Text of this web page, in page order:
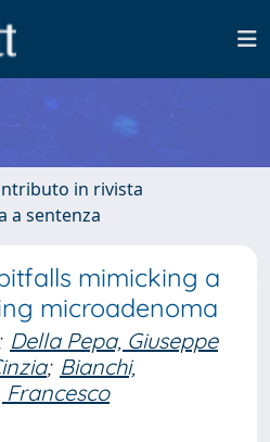
in rivista
a sentenza
mimicking a
microadenoma
Della Pepa, Giuseppe
; Bianchi,
Francesco